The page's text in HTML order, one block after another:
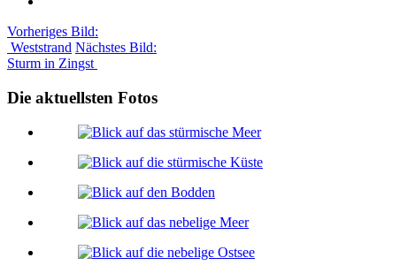
Vorheriges Bild:
Weststrand Nächstes Bild:
Sturm in Zingst
Die aktuellsten Fotos